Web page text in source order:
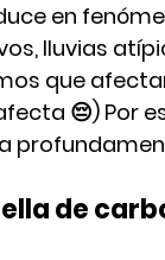
en
lluvias
que
😔) Por
de